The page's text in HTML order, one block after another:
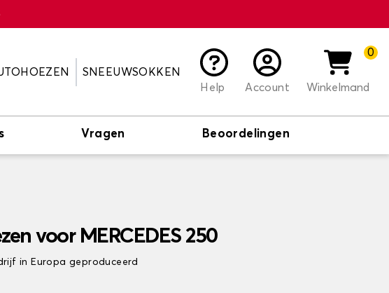
SNEEUWSOKKEN
Help
Account
0
Winkelmand
Vragen Beoordelingen
voor MERCEDES 250
in Europa geproduceerd